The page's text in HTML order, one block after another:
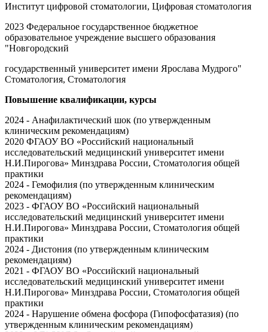
Институт цифровой стоматологии, Цифровая стоматология
2023 Федеральное государственное бюджетное
образовательное учреждение высшего образования
"Новгородский
государственный университет имени Ярослава Мудрого"
Стоматология, Стоматология
Повышение квалификации, курсы
2024 - Анафилактический шок (по утвержденным
клиническим рекомендациям)
2020 ФГАОУ ВО «Российский национальный
исследовательский медицинский университет имени
Н.И.Пирогова» Минздрава России, Стоматология общей
практики
2024 - Гемофилия (по утвержденным клиническим
рекомендациям)
2023 - ФГАОУ ВО «Российский национальный
исследовательский медицинский университет имени
Н.И.Пирогова» Минздрава России, Стоматология общей
практики
2024 - Дистония (по утвержденным клиническим
рекомендациям)
2021 - ФГАОУ ВО «Российский национальный
исследовательский медицинский университет имени
Н.И.Пирогова» Минздрава России, Стоматология общей
практики
2024 - Нарушение обмена фосфора (Гипофосфатазия) (по
утвержденным клиническим рекомендациям)